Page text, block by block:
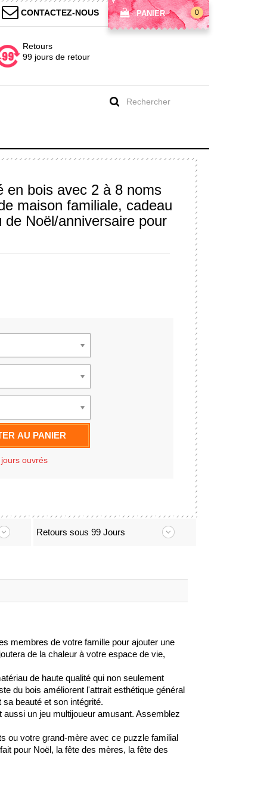
PANIER 0
CONTACTEZ-NOUS
Retours
99 jours de retour
en bois avec 2 à 8 noms
maison familiale, cadeau
Noël/anniversaire pour
AU PANIER
ouvrés
Retours sous 99 Jours
membres de votre famille pour ajouter une
de la chaleur à votre espace de vie,
de haute qualité qui non seulement
du bois améliorent l'attrait esthétique général
beauté et son intégrité.
un jeu multijoueur amusant. Assemblez
ou votre grand-mère avec ce puzzle familial
pour Noël, la fête des mères, la fête des